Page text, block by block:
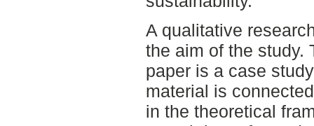
A qualitative
the aim of the study.
paper is a case
material is
in the theoretical